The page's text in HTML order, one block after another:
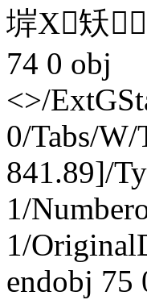
堓X矨
74 0 obj
<>/
0/Tabs/
841.89]/
1/
1/
endobj 75